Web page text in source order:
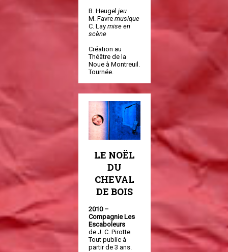
B. Heugeljeu
M. Favremusique
C. Laymise en
scène
Création au
Théâtre de la
Noue à Montreuil.
Tournée.
LE NOËL
DU
CHEVAL
DE BOIS
2010 –
Compagnie Les
Escaboleurs
de J. C. Pirotte
Tout public à
partir de 3 ans.